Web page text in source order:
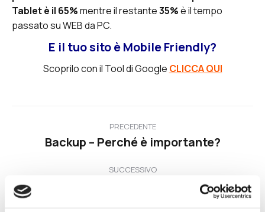
Tablet è il 65%mentre il restante35%è il tempo
passato su WEB da PC.
E il tuo sito è Mobile Friendly?
Scoprilo con il Tool di Google CLICCA QUI
i
PRECEDENTE
Post
Backup – Perché è importante?
SUCCESSIVO
post:
Privacy Policy e Cookie Law – Le cose da